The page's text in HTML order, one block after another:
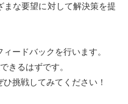
まな要望に対して解決策を提
ードバックを行います。
きるはずです。
挑戦してみてください！